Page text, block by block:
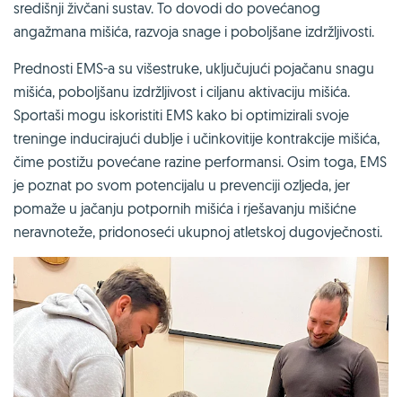
središnji živčani sustav. To dovodi do povećanog
angažmana mišića, razvoja snage i poboljšane izdržljivosti.
Prednosti EMS-a su višestruke, uključujući pojačanu snagu
mišića, poboljšanu izdržljivost i ciljanu aktivaciju mišića.
Sportaši mogu iskoristiti EMS kako bi optimizirali svoje
treninge inducirajući dublje i učinkovitije kontrakcije mišića,
čime postižu povećane razine performansi. Osim toga, EMS
je poznat po svom potencijalu u prevenciji ozljeda, jer
pomaže u jačanju potpornih mišića i rješavanju mišićne
neravnoteže, pridonoseći ukupnoj atletskoj dugovječnosti.